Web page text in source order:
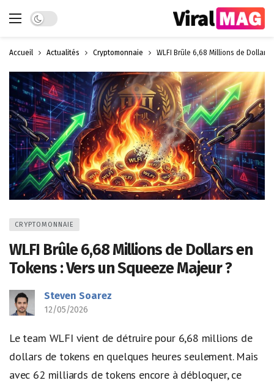
Dark mode
Accueil Actualités Cryptomonnaie WLFI Brûle 6,68 Millions de Dollars
CRYPTOMONNAIE
WLFI Brûle 6,68 Millions de Dollars en
Tokens : Vers un Squeeze Majeur ?
Steven Soarez
12/05/2026
Le team WLFI vient de détruire pour 6,68 millions de
dollars de tokens en quelques heures seulement. Mais
avec 62 milliards de tokens encore à débloquer, ce